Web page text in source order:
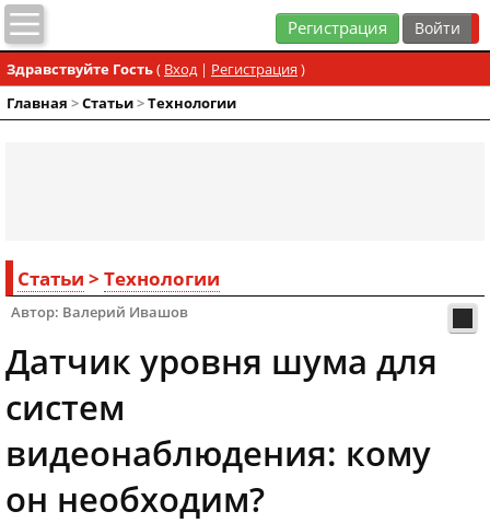
Регистрация
Здравствуйте Гость( Вход| Регистрация )
Главная >Статьи>Технологии
Статьи > Технологии
Автор: Валерий Ивашов
Датчик уровня шума для
систем
видеонаблюдения: кому
он необходим?